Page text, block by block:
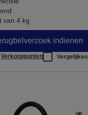
van 4 kg
indienen
Verkooppunten Vergelijken